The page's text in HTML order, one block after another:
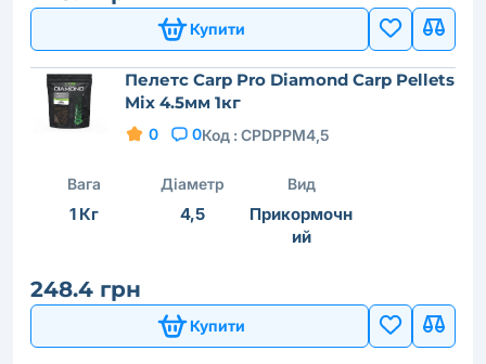
Купити
Пелетс Carp Pro Diamond Сarp Pellets
Mix 4.5мм 1кг
0 0Код : CPDPPM4,5
Вага
1 Кг
Діаметр
4,5
Вид
Прикормочн
ий
248.4 грн
Купити